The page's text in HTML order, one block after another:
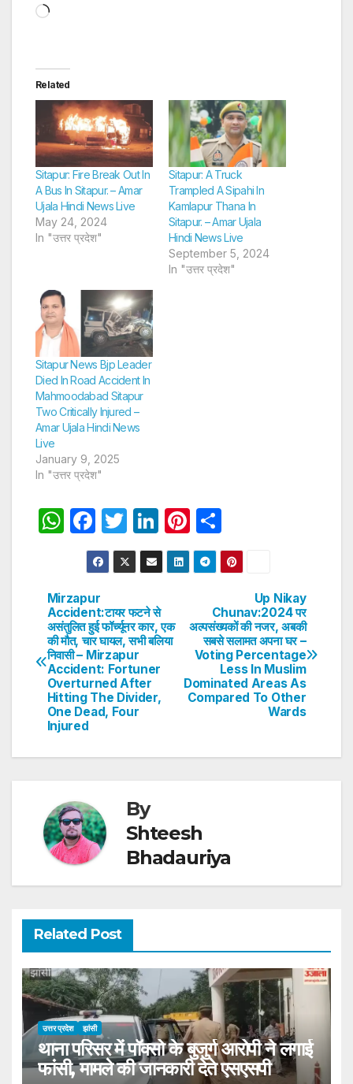
Loading…
Related
Sitapur: Fire Break Out In
A Bus In Sitapur. – Amar
Ujala Hindi News Live
May 24, 2024
In "उत्तर प्रदेश"
Sitapur: A Truck
Trampled A Sipahi In
Kamlapur Thana In
Sitapur. – Amar Ujala
Hindi News Live
September 5, 2024
In "उत्तर प्रदेश"
Sitapur News Bjp Leader
Died In Road Accident In
Mahmoodabad Sitapur
Two Critically Injured –
Amar Ujala Hindi News
Live
January 9, 2025
In "उत्तर प्रदेश"
W
s
A
p
p
F
a
c
e
b
o
o
k
T
w
itt
Li
n
k
dI
n
Pi
nt
er
st
h
ar
Post
navigation
Up Nikay
Chunav:2024 पर
अल्पसंख्यकों की नजर, अबकी
सबसे सलामत अपना घर –
Voting Percentage
Less In Muslim
Dominated Areas As
Compared To Other
Wards
Mirzapur
Accident:टायर फटने से
असंतुलित हुई फॉर्च्यूनर कार, एक
की मौत, चार घायल, सभी बलिया
निवासी – Mirzapur
Accident: Fortuner
Overturned After
Hitting The Divider,
One Dead, Four
Injured
By
Shteesh
Bhadauriya
Related Post
उत्तर प्रदेश झांसी
थाना परिसर में पॉक्सो के बुजुर्ग आरोपी ने लगाई
फांसी, मामले की जानकारी देते एसएसपी